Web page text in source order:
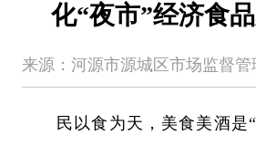
化“夜市”经济食
来源：河源市源城区市场监督
民以食为天，美食美酒是“